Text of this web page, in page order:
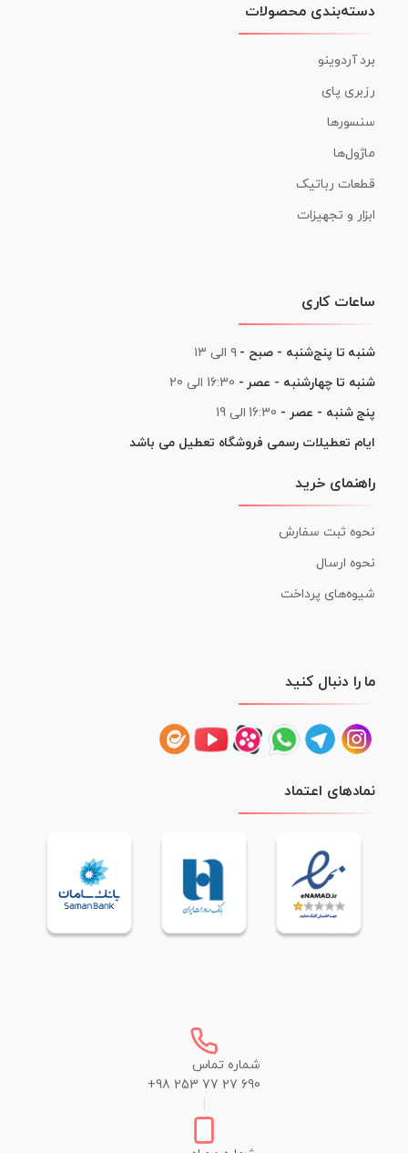
دسته‌بندی محصولات
برد آردوینو
رزبری پای
سنسورها
ماژول‌ها
قطعات رباتیک
ابزار و تجهیزات
ساعات کاری
شنبه تا پنج‌شنبه - صبح - ۹ الی ۱۳
شنبه تا چهارشنبه - عصر - 16:30 الی 20
پنج شنبه - عصر - 16:30 الی 19
ایام تعطیلات رسمی فروشگاه تعطیل می باشد
راهنمای خرید
نحوه ثبت سفارش
نحوه ارسال
شیوه‌های پرداخت
ما را دنبال کنید
نمادهای اعتماد
شماره تماس
+98 253 77 27 690